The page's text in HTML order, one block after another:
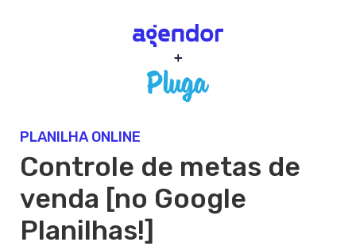
PLANILHA ONLINE
Controle de metas de
venda [no Google
Planilhas!]